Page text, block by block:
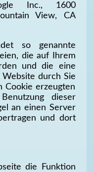
Inc., 1600
View, CA
so genannte
die auf Ihrem
und die eine
durch Sie
Cookie erzeugten
dieser
an einen Server
und dort
die Funktion